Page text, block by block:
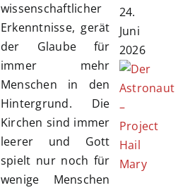
wissenschaftlicher
Erkenntnisse, gerät
der Glaube für
immer mehr
Menschen in den
Hintergrund. Die
Kirchen sind immer
leerer und Gott
spielt nur noch für
wenige Menschen
24.
Juni
2026